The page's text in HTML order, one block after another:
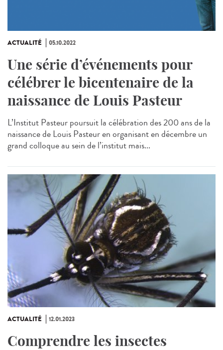
ACTUALITÉ 05.10.2022
Une série d’événements pour
célébrer le bicentenaire de la
naissance de Louis Pasteur
L’Institut Pasteur poursuit la célébration des 200 ans de la
naissance de Louis Pasteur en organisant en décembre un
grand colloque au sein de l’institut mais...
ACTUALITÉ 12.01.2023
Comprendre les insectes